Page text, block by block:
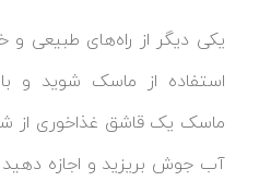
یکی دیگر از راه‌های طبیعی
استفاده از ماسک شوید و
ماسک یک قاشق غذاخوری از
آب جوش بریزید و اجازه